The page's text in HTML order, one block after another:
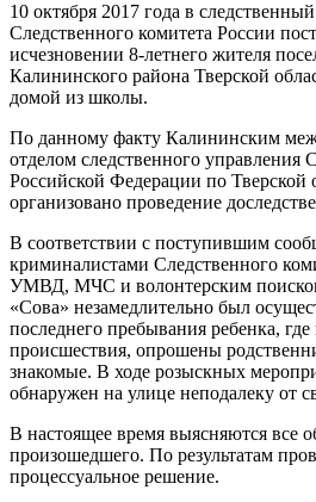
10 октября 2017 года в
Следственного комитета России
исчезновении 8-летнего жителя
Калининского района Тверской
домой из школы.
По данному факту Калининским
отделом следственного управления
Российской Федерации по Тверской
организовано проведение
В соответствии с поступившим
криминалистами Следственного
УМВД, МЧС и волонтерским
«Сова» незамедлительно был
последнего пребывания ребенка,
происшествия, опрошены
знакомые. В ходе розыскных
обнаружен на улице неподалеку от
В настоящее время выясняются все
произошедшего. По результатам
процессуальное решение.